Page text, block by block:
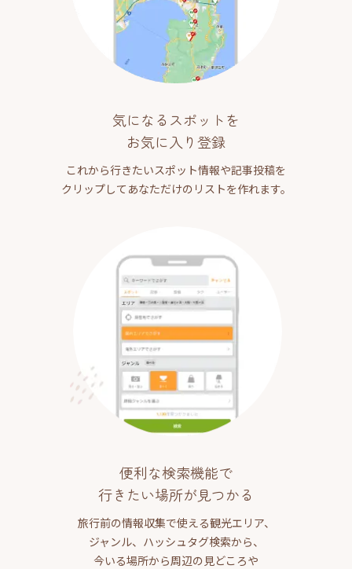
気になるスポットを
お気に入り登録
これから行きたいスポット情報や記事投稿を
クリップしてあなただけのリストを作れます。
便利な検索機能で
行きたい場所が見つかる
旅行前の情報収集で使える観光エリア、
ジャンル、ハッシュタグ検索から、
今いる場所から周辺の見どころや